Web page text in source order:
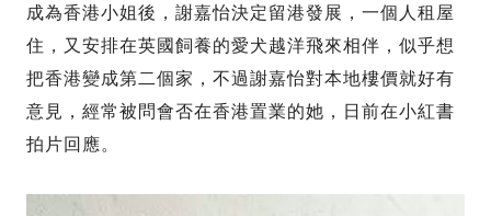
成為香港小姐後，謝嘉怡決定留港發展，一個人租屋
住，又安排在英國飼養的愛犬越洋飛來相伴，似乎想
把香港變成第二個家，不過謝嘉怡對本地樓價就好有
意見，經常被問會否在香港置業的她，日前在小紅書
拍片回應。